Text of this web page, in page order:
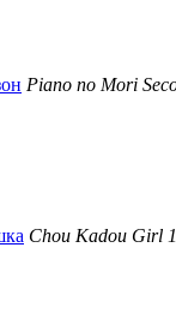
Piano no Mori
Chou Kadou Girl